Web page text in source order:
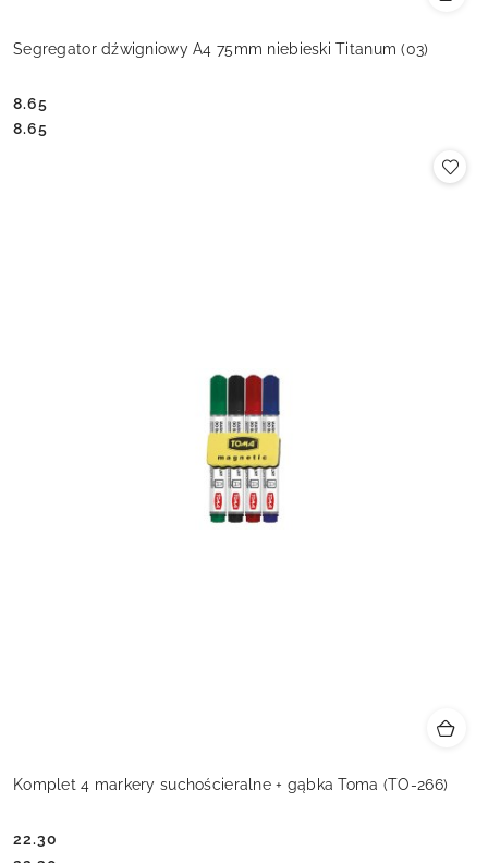
Segregator dźwigniowy A4 75mm niebieski Titanum (03)
Cena:
8.65
Cena:
8.65
Komplet 4 markery suchościeralne + gąbka Toma (TO-266)
22.30